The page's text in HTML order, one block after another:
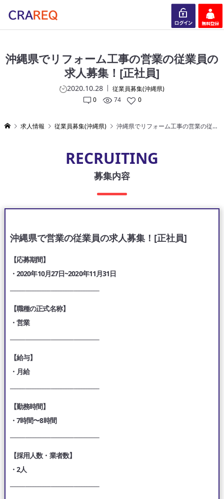
沖縄県でリフォーム工事の営業の従業員の
求人募集！[正社員]
2020.10.28
従業員募集(沖縄県)
0
74 0
求人情報 従業員募集(沖縄県) 沖縄県でリフォーム工事の営業の従業員の求人募集！[正社員]
RECRUITING
募集内容
沖縄県で営業の従業員の求人募集！[正社員]
【応募期間】
・2020年10月27日~2020年11月31日
【職種の正式名称】
・営業
【給与】
・月給
【勤務時間】
・7時間〜8時間
【採用人数・業者数】
・2人